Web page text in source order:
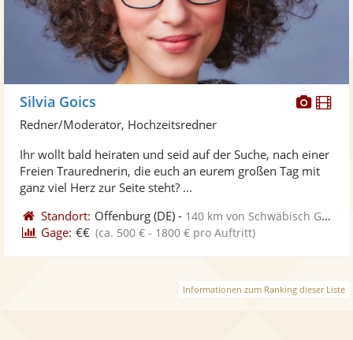
Fotos
Silvia Goics
Redner/Moderator, Hochzeitsredner
Ihr wollt bald heiraten und seid auf der Suche, nach einer
Freien Traurednerin, die euch an eurem großen Tag mit
ganz viel Herz zur Seite steht? ...
Standort: Offenburg (DE) - 140 km von Schwäbisch Gmünd
Gage: €€ (ca. 500 € - 1800 € pro Auftritt)
Informationen zum Ranking dieser Liste